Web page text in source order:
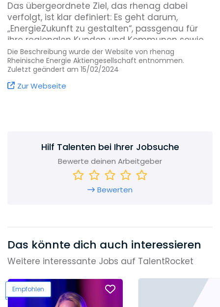
Das übergeordnete Ziel, das rhenag dabei
verfolgt, ist klar definiert: Es geht darum,
„EnergieZukunft zu gestalten“, passgenau für
ihre regionalen Kunden und Kommunen sowie
für Regionalversorger in ganz Deutschland.
Die Beschreibung wurde der Website von rhenag
Rheinische Energie Aktiengesellschaft entnommen.
Zuletzt geändert am 15/02/2024
Zur Webseite
Hilf Talenten bei Ihrer Jobsuche
Bewerte deinen Arbeitgeber
Bewerten
Das könnte dich auch interessieren
Weitere interessante Jobs auf TalentRocket
Empfohlen